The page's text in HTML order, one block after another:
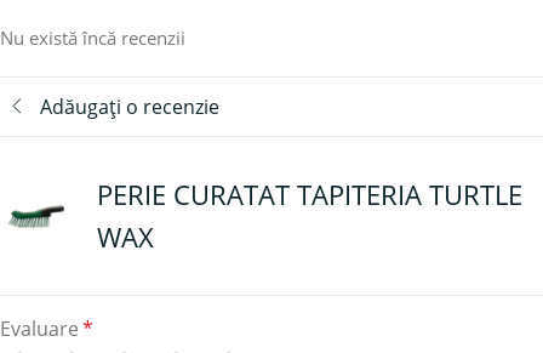
Nu există încă recenzii
Adăugați o recenzie
PERIE CURATAT TAPITERIA TURTLE
WAX
Evaluare*